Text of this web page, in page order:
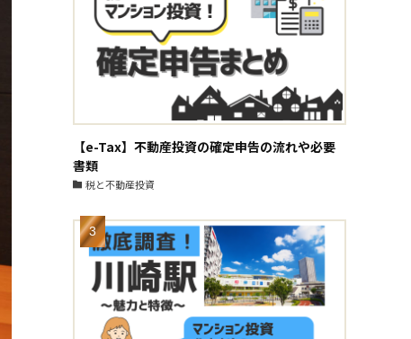
【e-Tax】不動産投資の確定申告の流れや必要
書類
税と不動産投資